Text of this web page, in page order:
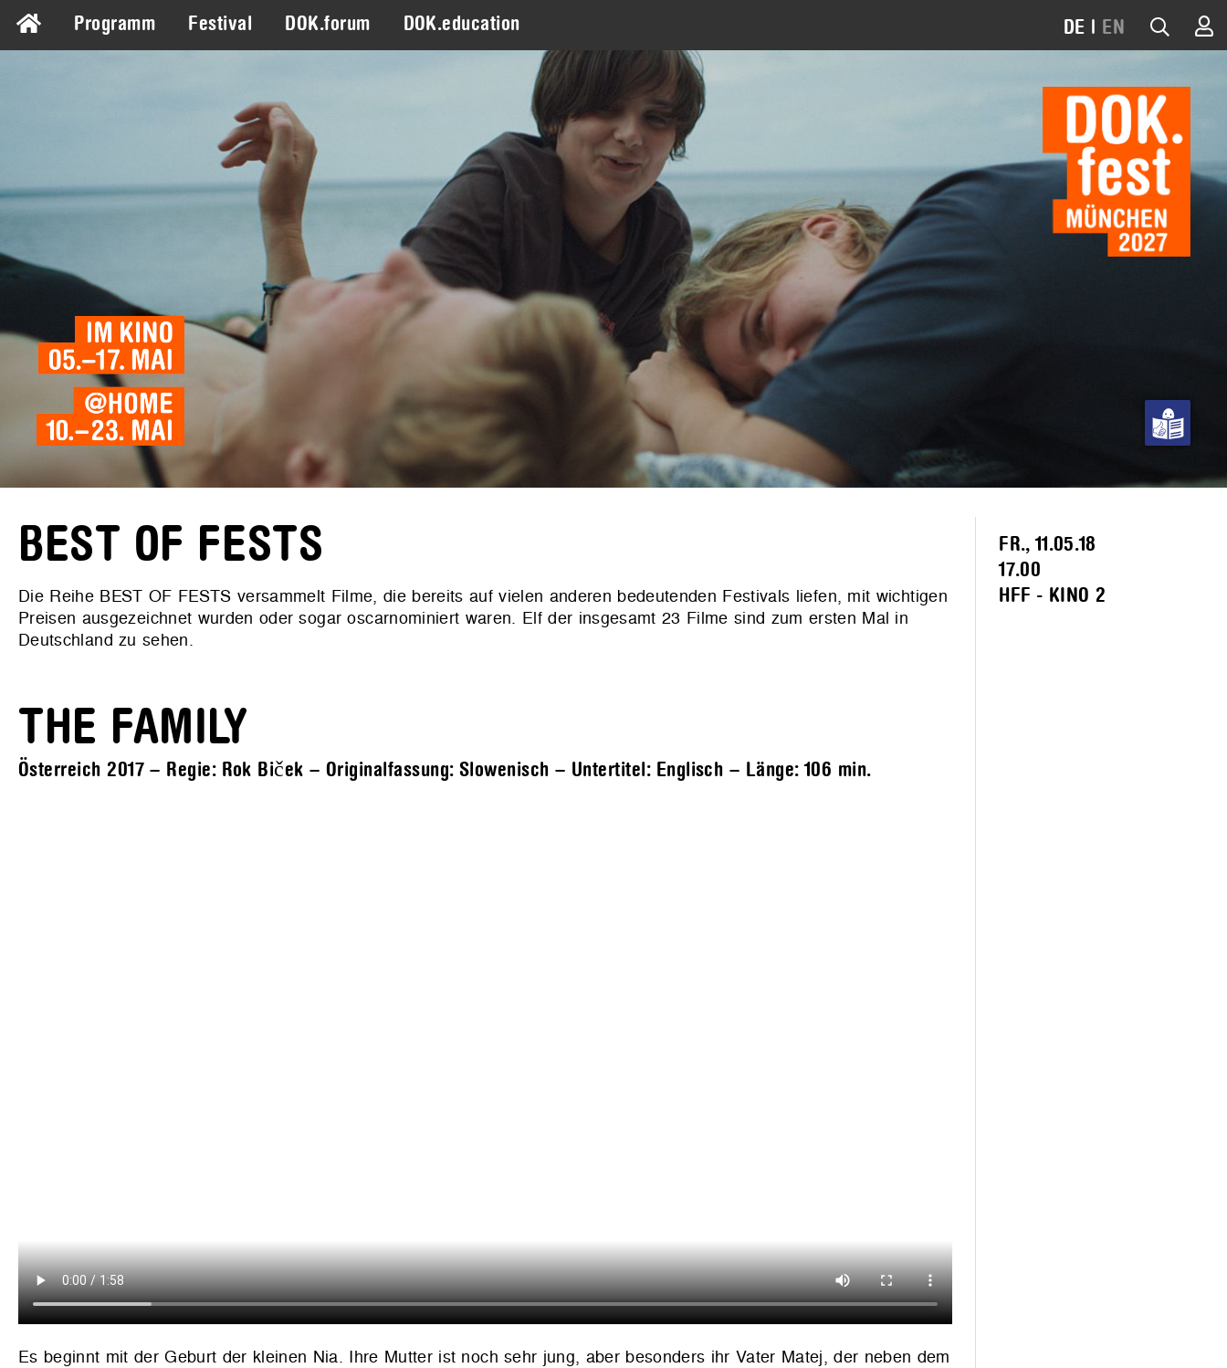
Programm Festival DOK.forum DOK.education DE | EN
BEST OF FESTS
Die Reihe BEST OF FESTS versammelt Filme, die bereits auf vielen anderen bedeutenden Festivals liefen, mit wichtigen
Preisen ausgezeichnet wurden oder sogar oscarnominiert waren. Elf der insgesamt 23 Filme sind zum ersten Mal in
Deutschland zu sehen.
THE FAMILY
Österreich 2017 – Regie: Rok Biček – Originalfassung: Slowenisch – Untertitel: Englisch – Länge:106 min.
Es beginnt mit der Geburt der kleinen Nia. Ihre Mutter ist noch sehr jung, aber besonders ihr Vater Matej, der neben dem
FR., 11.05.18
17.00
HFF - KINO 2